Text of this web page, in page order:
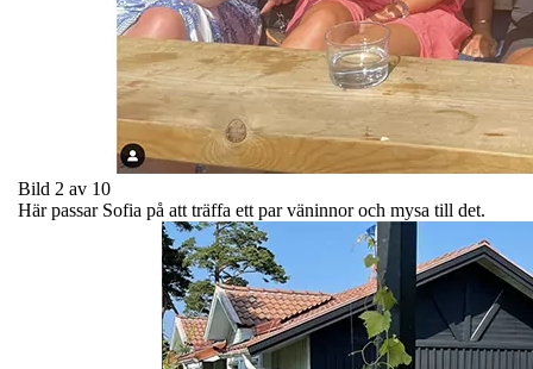
Bild 2 av 10
Här passar Sofia på att träffa ett par väninnor och mysa till det.